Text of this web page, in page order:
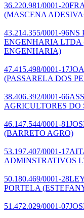
36.220.981/0001-20
(MASCENA
43.214.355/0001-96NS
ENGENHARIA LTDA
ENGENHARIA)
47.415.498/0001-17
(PASSARELA DOS
38.406.392/0001-66
AGRICULTORES DO
46.147.544/0001-81
(BARRETO AGRO)
53.197.407/0001-17
ADMINSTRATIVOS
50.180.469/0001-28
PORTELA
51.472.029/0001-07